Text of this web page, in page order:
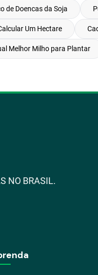
de Doencas da Soja
Um Hectare
Melhor Milho para Plantar
NO BRASIL.